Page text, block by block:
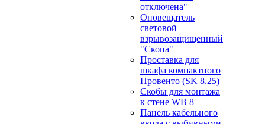
отключена"
Оповещатель
световой
взрывозащищенный
"Скопа"
Проставка для
шкафа компактного
Провенто (SK 8.25)
Скобы для монтажа
к стене WB 8
Панель кабельного